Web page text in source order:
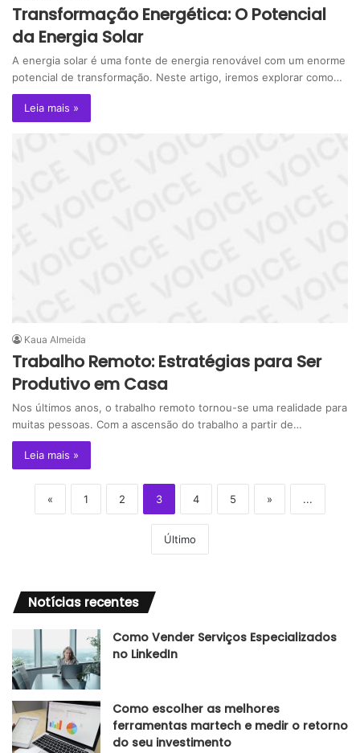
Transformação Energética: O Potencial
da Energia Solar
A energia solar é uma fonte de energia renovável com um enorme
potencial de transformação. Neste artigo, iremos explorar como…
Leia mais »
Kaua Almeida
Trabalho Remoto: Estratégias para Ser
Produtivo em Casa
Nos últimos anos, o trabalho remoto tornou-se uma realidade para
muitas pessoas. Com a ascensão do trabalho a partir de…
Leia mais »
« 1 2 3 4 5 » ...
Último
Notícias recentes
Como Vender Serviços Especializados
no LinkedIn
Como escolher as melhores
ferramentas martech e medir o retorno
do seu investimento